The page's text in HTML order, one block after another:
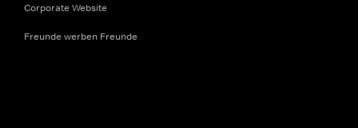
Corporate Website
Freunde werben Freunde